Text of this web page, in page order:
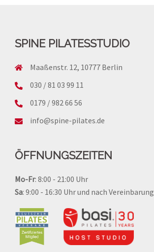
SPINE PILATESSTUDIO
Maaßenstr. 12, 10777 Berlin
030 / 81 03 99 11
0179 / 982 66 56
info@spine-pilates.de
ÖFFNUNGSZEITEN
Mo-Fr: 8:00 - 21:00 Uhr
Sa: 9:00 - 16:30 Uhr und nach Vereinbarung